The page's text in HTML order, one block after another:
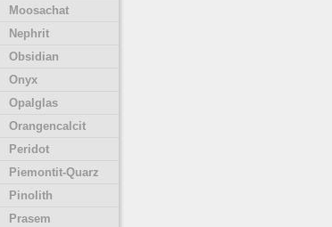
Moosachat
Nephrit
Obsidian
Onyx
Opalglas
Orangencalcit
Peridot
Piemontit-Quarz
Pinolith
Prasem